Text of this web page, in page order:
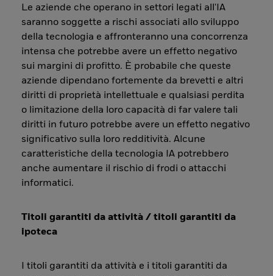
Le aziende che operano in settori legati all'IA
saranno soggette a rischi associati allo sviluppo
della tecnologia e affronteranno una concorrenza
intensa che potrebbe avere un effetto negativo
sui margini di profitto. È probabile che queste
aziende dipendano fortemente da brevetti e altri
diritti di proprietà intellettuale e qualsiasi perdita
o limitazione della loro capacità di far valere tali
diritti in futuro potrebbe avere un effetto negativo
significativo sulla loro redditività. Alcune
caratteristiche della tecnologia IA potrebbero
anche aumentare il rischio di frodi o attacchi
informatici.
Titoli garantiti da attività / titoli garantiti da
ipoteca
I titoli garantiti da attività e i titoli garantiti da